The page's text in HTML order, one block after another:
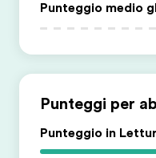
Carriera
Lavora con noi
Punteggio medio
Punteggi per
Punteggio in